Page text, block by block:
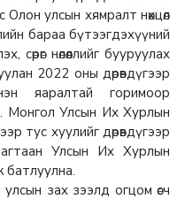
улсын хямралт нөхцөл
бараа бүтээгдэхүүний
сөрөг нөлөөллийг бууруулах
2022 оны дөрөвдүгээр
яаралтай горимоор
Монгол Улсын Их Хурлын
тус хуулийг дөрөвдүгээр
Улсын Их Хурлын
батлуулна.
зах зээлд огцом өсч